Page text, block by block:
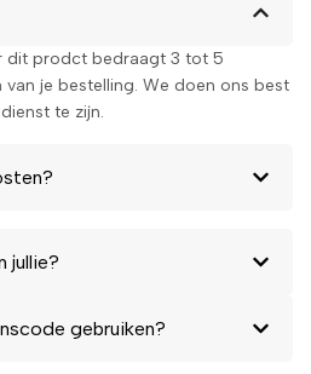
dit prodct bedraagt 3 tot 5
je bestelling. We doen ons best
te zijn.
jullie?
gebruiken?